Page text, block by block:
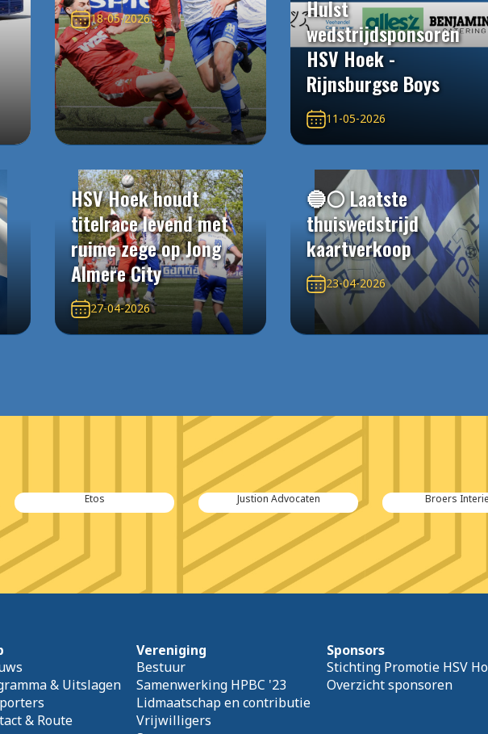
18-05-2026
Hulst
wedstrijdsponsoren
HSV Hoek -
Rijnsburgse Boys
11-05-2026
HSV Hoek houdt
titelrace levend met
ruime zege op Jong
Almere City
27-04-2026
🔵⚪️ Laatste
thuiswedstrijd
kaartverkoop
23-04-2026
Etos Justion Advocaten Broers
& Uitslagen
& Route
Vereniging
Bestuur
Samenwerking HPBC '23
Lidmaatschap en contributie
Vrijwilligers
Sponsors
Stichting Promotie HSV
Overzicht sponsoren